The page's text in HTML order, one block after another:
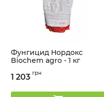
Фунгицид Нордокс
Biochem agro - 1 кг
1 203 грн